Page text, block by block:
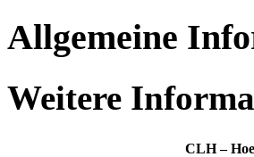
Allgemeine
Weitere
CLH –